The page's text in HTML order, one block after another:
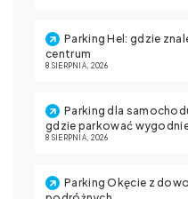
Parking Hel: gdzie
centrum
8 SIERPNIA, 2026
Parking dla
gdzie parkować
8 SIERPNIA, 2026
Parking Okęcie z